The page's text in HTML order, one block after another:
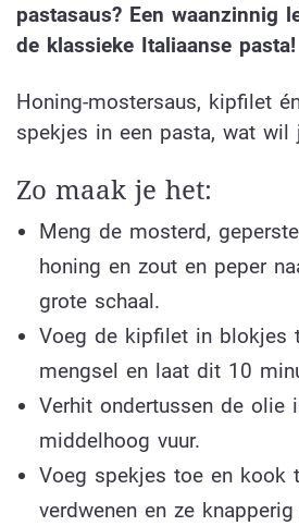
pastasaus? Een waanzinnig
de klassieke Italiaanse pasta!
Honing-mostersaus, kipfilet
spekjes in een pasta, wat wil
Zo maak je het:
Meng de mosterd,
honing en zout en peper
grote schaal.
Voeg de kipfilet in blokjes
mengsel en laat dit 10
Verhit ondertussen de olie
middelhoog vuur.
Voeg spekjes toe en kook
verdwenen en ze